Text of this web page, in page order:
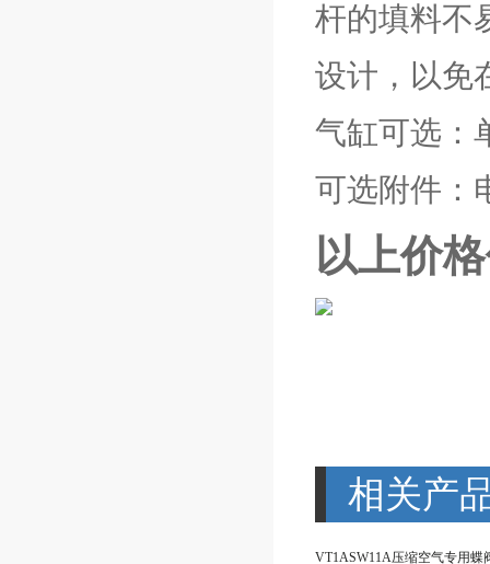
杆的填料不
设计，以免
气缸可选：
可选附件：
以上价
相关产